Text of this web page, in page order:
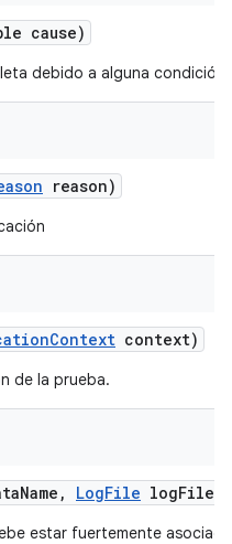
cause)
debido a alguna condición
reason)
Context context)
de la prueba.
Name , LogFile logFile)
estar fuertemente